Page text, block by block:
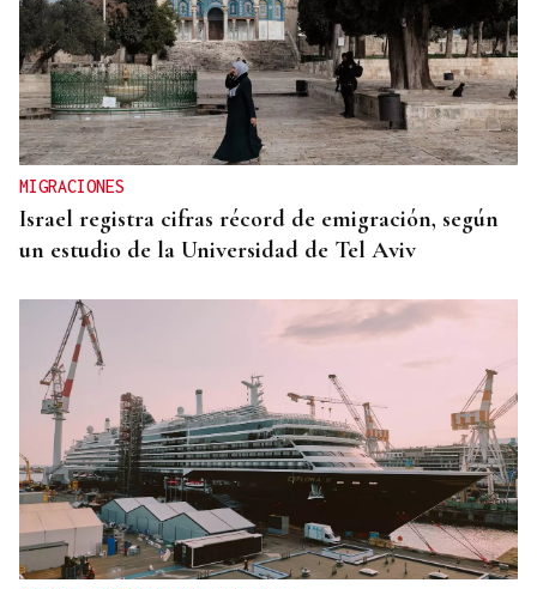
MIGRACIONES
Israel registra cifras récord de emigración, según
un estudio de la Universidad de Tel Aviv